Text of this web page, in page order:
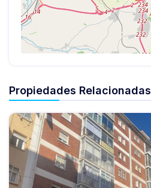
Propiedades Relacionadas